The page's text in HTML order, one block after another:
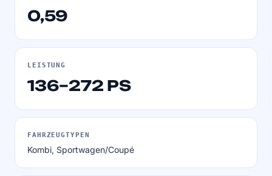
0,59
LEISTUNG
136–272 PS
FAHRZEUGTYPEN
Kombi, Sportwagen/Coupé